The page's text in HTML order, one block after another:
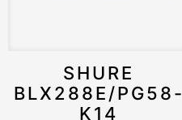
SHURE
BLX288E/PG58-
K14